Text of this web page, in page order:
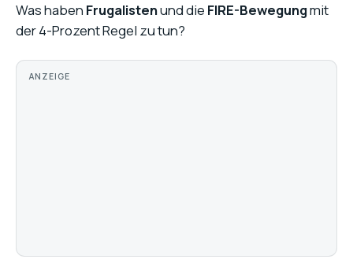
Was haben Frugalistenund die FIRE-Bewegungmit
der 4-Prozent Regel zu tun?
ANZEIGE